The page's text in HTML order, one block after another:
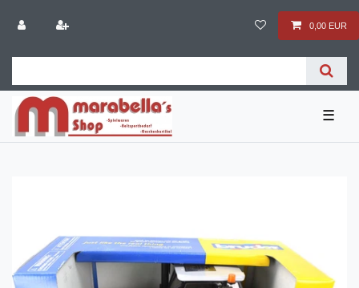
0,00 EUR
☰